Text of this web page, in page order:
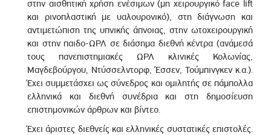
στην αισθητική χρήση ενέσιμων (μη χειρουργικό face lift
και ρινοπλαστική με υαλουρονικό), στη διάγνωση και
αντιμετώπιση της υπνικής άπνοιας, στην ωτοχειρουργική
και στην παιδο-ΩΡΛ σε διάσημα διεθνή κέντρα (ανάμεσά
τους πανεπιστημιακές ΩΡΛ κλινικές Κολωνίας,
Μαγδεβούργου, Ντύσσελντορφ, Έσσεν, Τούμπινγκεν κ.α.).
Έχει συμμετάσχει ως σύνεδρος και ομιλητής σε πάμπολλα
ελληνικά και διεθνή συνέδρια και στη δημοσίευση
επιστημονικών άρθρων και βίντεο.
Έχει άριστες διεθνείς και ελληνικές συστατικές επιστολές.